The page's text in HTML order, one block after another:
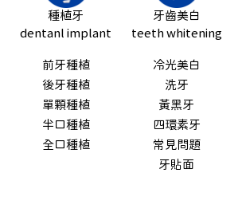
種植牙
dentanl implant
前牙種植
後牙種植
單顆種植
半口種植
全口種植
牙齒美白
teeth whitening
冷光美白
洗牙
黃黑牙
四環素牙
常見問題
牙貼面